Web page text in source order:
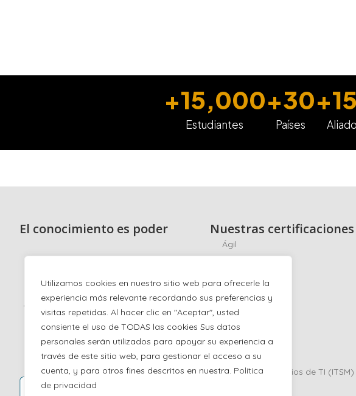
Utilizamos cookies en nuestro sitio web para ofrecerle la
experiencia más relevante recordando sus preferencias y
visitas repetidas. Al hacer clic en "Aceptar", usted
consiente el uso de TODAS las cookies Sus datos
personales serán utilizados para apoyar su experiencia a
través de este sitio web, para gestionar el acceso a su
cuenta, y para otros fines descritos en nuestra. Política
de privacidad
Estudiantes
+15,000
Países
+30+
El conocimiento es poder Nuestras certificaciones
Ágil
Ciberseguridad
Hacking ético
ISO/IEC 27001
AI
Gestión de servicios de TI (ITSM)